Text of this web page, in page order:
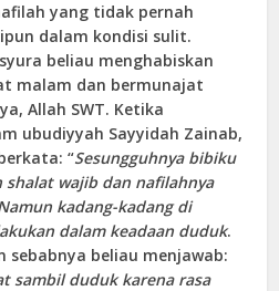
yang tidak pernah
dalam kondisi sulit.
beliau menghabiskan
malam dan bermunajat
Allah SWT. Ketika
ubudiyyah Sayyidah Zainab,
“Sesungguhnya bibiku
wajib dan nafilahnya
kadang-kadang di
dalam keadaan duduk.
sebabnya beliau menjawab:
sambil duduk karena rasa